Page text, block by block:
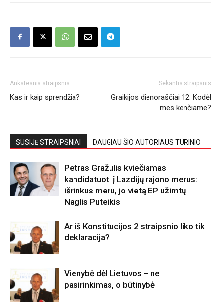
Ankstesnis straipsnis
Kas ir kaip sprendžia?
Sekantis straipsnis
Graikijos dienoraščiai 12. Kodėl
mes kenčiame?
SUSIJĘ STRAIPSNIAI DAUGIAU ŠIO AUTORIAUS TURINIO
Petras Gražulis kviečiamas
kandidatuoti į Lazdijų rajono merus:
išrinkus meru, jo vietą EP užimtų
Naglis Puteikis
Ar iš Konstitucijos 2 straipsnio liko tik
deklaracija?
Vienybė dėl Lietuvos – ne
pasirinkimas, o būtinybė